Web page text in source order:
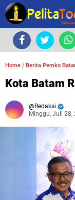
Home / Berita Pemko
Kota Batam
Redaksi
Minggu, Juli 28,